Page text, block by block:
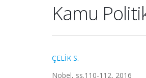
Kamu
ÇELİK S.
Nobel, ss.110-112, 2016